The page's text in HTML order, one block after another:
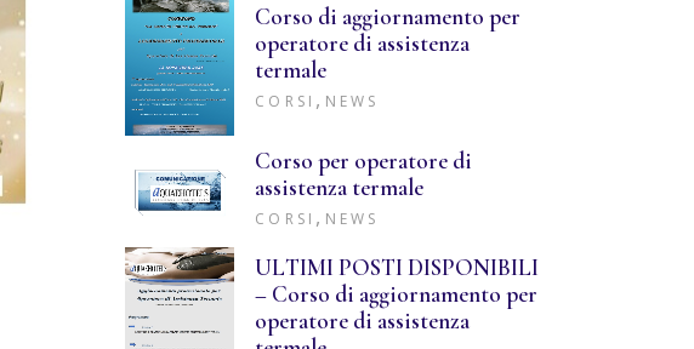
Corso di aggiornamento per
operatore di assistenza
termale
CORSI , NEWS
Corso per operatore di
assistenza termale
CORSI , NEWS
ULTIMI POSTI DISPONIBILI
– Corso di aggiornamento per
operatore di assistenza